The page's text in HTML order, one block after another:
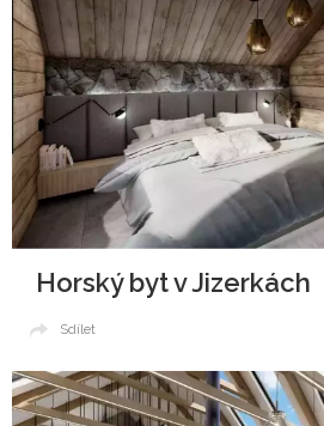
Horský byt v Jizerkách
Sdílet